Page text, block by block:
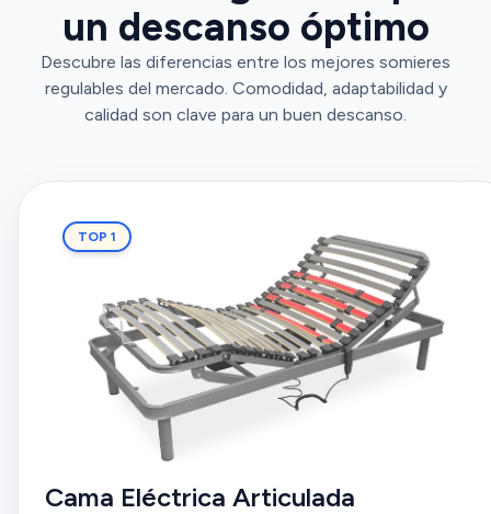
un descanso óptimo
Descubre las diferencias entre los mejores somieres
regulables del mercado. Comodidad, adaptabilidad y
calidad son clave para un buen descanso.
TOP 1
Cama Eléctrica Articulada